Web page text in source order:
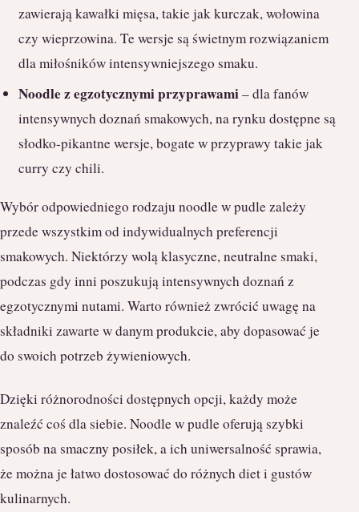
zawierają kawałki mięsa, takie jak kurczak, wołowina
czy wieprzowina. Te wersje są świetnym rozwiązaniem
dla miłośników intensywniejszego smaku.
Noodle z egzotycznymi przyprawami– dla fanów
intensywnych doznań smakowych, na rynku dostępne są
słodko-pikantne wersje, bogate w przyprawy takie jak
curry czy chili.
Wybór odpowiedniego rodzaju noodle w pudle zależy
przede wszystkim od indywidualnych preferencji
smakowych. Niektórzy wolą klasyczne, neutralne smaki,
podczas gdy inni poszukują intensywnych doznań z
egzotycznymi nutami. Warto również zwrócić uwagę na
składniki zawarte w danym produkcie, aby dopasować je
do swoich potrzeb żywieniowych.
Dzięki różnorodności dostępnych opcji, każdy może
znaleźć coś dla siebie. Noodle w pudle oferują szybki
sposób na smaczny posiłek, a ich uniwersalność sprawia,
że można je łatwo dostosować do różnych diet i gustów
kulinarnych.